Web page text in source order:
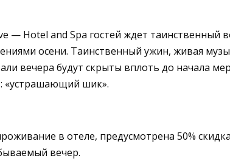
— Hotel and Spa гостей ждет
осени. Таинственный ужин, живая
вечера будут скрыты вплоть до начала
«устрашающий шик».
в отеле, предусмотрена 50%
вечер.